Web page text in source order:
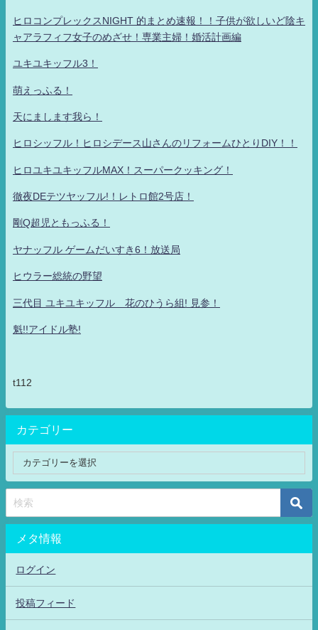
ヒロコンプレックスNIGHT 的まとめ速報！！子供が欲しいど陰キ
ャアラフィフ女子のめざせ！専業主婦！婚活計画編
ユキユキッフル3！
萌えっふる！
天にまします我ら！
ヒロシッフル！ヒロシデース山さんのリフォームひとりDIY！！
ヒロユキユキッフルMAX！スーパークッキング！
徹夜DEテツヤッフル!！レトロ館2号店！
剛Q超児ともっふる！
ヤナッフル ゲームだいすき6！放送局
ヒウラー総統の野望
三代目 ユキユキッフル 花のひうら組! 見参！
魁!!アイドル塾!
t112
カテゴリー
メタ情報
ログイン
投稿フィード